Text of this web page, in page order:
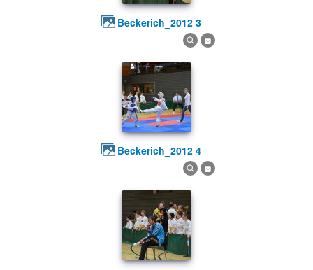
beckerich_2012 3
beckerich_2012 4